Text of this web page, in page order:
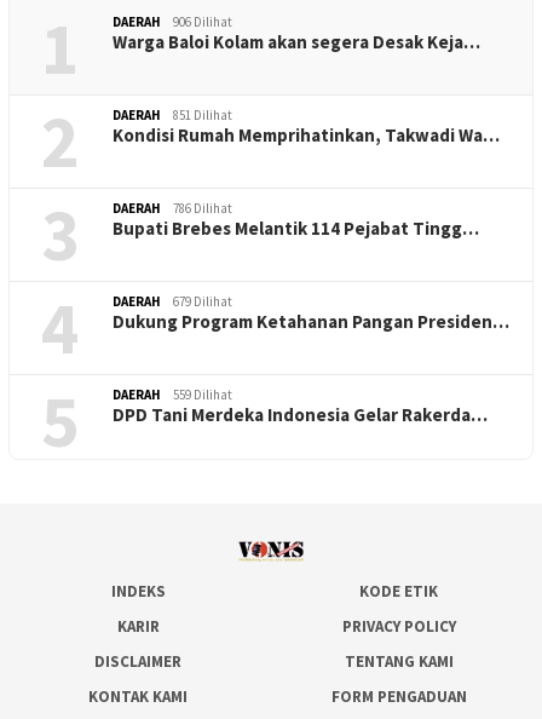
1 DAERAH 906 Dilihat
Warga Baloi Kolam akan segera Desak Keja…
2 DAERAH 851 Dilihat
Kondisi Rumah Memprihatinkan, Takwadi Wa…
3 DAERAH 786 Dilihat
Bupati Brebes Melantik 114 Pejabat Tingg…
4 DAERAH 679 Dilihat
Dukung Program Ketahanan Pangan Presiden…
5 DAERAH 559 Dilihat
DPD Tani Merdeka Indonesia Gelar Rakerda…
INDEKS
KODE ETIK
KARIR
PRIVACY POLICY
DISCLAIMER
TENTANG KAMI
KONTAK KAMI
FORM PENGADUAN